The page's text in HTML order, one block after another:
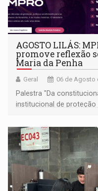
AGOSTO LILÁS:
promove reflexão
Maria da Penha
Geral 06 de Agosto
Palestra "Da
institucional de proteção
Goiás